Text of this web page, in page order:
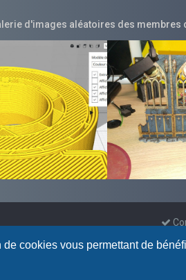
cookies vous permettant de
d'images aléatoires des membres